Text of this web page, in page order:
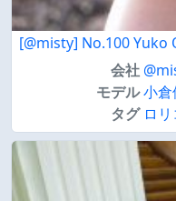
[@misty] No.100 Yuko
会社
モデル小倉
タグ ロ